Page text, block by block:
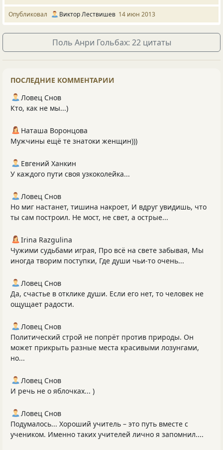
Опубликовал Виктор Лествишев 14 июн 2013
Поль Анри Гольбах: 22 цитаты
ПОСЛЕДНИЕ КОММЕНТАРИИ
Ловец Снов
Кто, как не мы...)
Наташа Воронцова
Мужчины ещё те знатоки женщин)))
Евгений Ханкин
У каждого пути своя узкоколейка...
Ловец Снов
Но миг настанет, тишина накроет, И вдруг увидишь, что
ты сам построил. Не мост, не свет, а острые...
Irina Razgulina
Чужими судьбами играя, Про всё на свете забывая, Мы
иногда творим поступки, Где души чьи-то очень...
Ловец Снов
Да, счастье в отклике души. Если его нет, то человек не
ощущает радости.
Ловец Снов
Политический строй не попрёт против природы. Он
может прикрыть разные места красивыми лозунгами,
но...
Ловец Снов
И речь не о яблочках... )
Ловец Снов
Подумалось... Хороший учитель – это путь вместе с
учеником. Именно таких учителей лично я запомнил....